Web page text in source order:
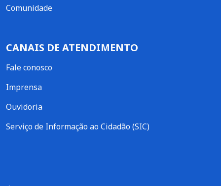
Comunidade
CANAIS DE ATENDIMENTO
Fale conosco
Imprensa
Ouvidoria
Serviço de Informação ao Cidadão (SIC)